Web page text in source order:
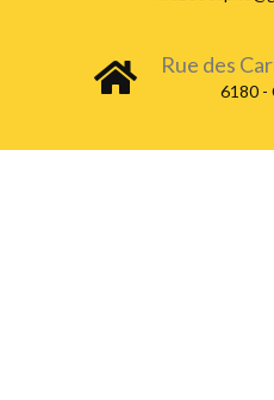
CITERNE EN TERRE Rue des
6180 -